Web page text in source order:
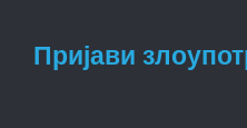
Пријави